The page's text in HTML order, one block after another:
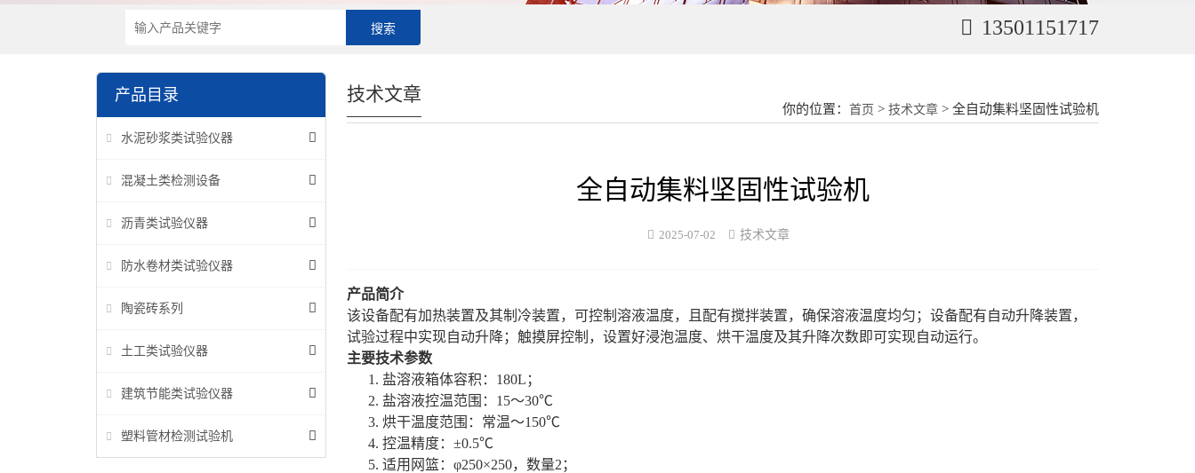
13501151717
产品目录
水泥砂浆类试验仪器
混凝土类检测设备
沥青类试验仪器
防水卷材类试验仪器
陶瓷砖系列
土工类试验仪器
建筑节能类试验仪器
塑料管材检测试验机
你的位置：首页 >技术文章 > 全自动集料坚固性试验机
技术文章
全自动集料坚固性试验机
2025-07-02 技术文章
产品简介
该设备配有加热装置及其制冷装置，可控制溶液温度，且配有搅拌装置，确保溶液温度均匀； 设备配有自动升降装置，
试验过程中实现自动升降； 触摸屏控制，设置好浸泡温度、烘干温度及其升降次数即可实现自动运行。
主要技术参数
1. 盐溶液箱体容积： 180L；
2. 盐溶液控温范围： 15～30℃
3. 烘干温度范围：常温～150℃
4. 控温精度： ±0.5℃
5. 适用网篮： φ250×250，数量2；